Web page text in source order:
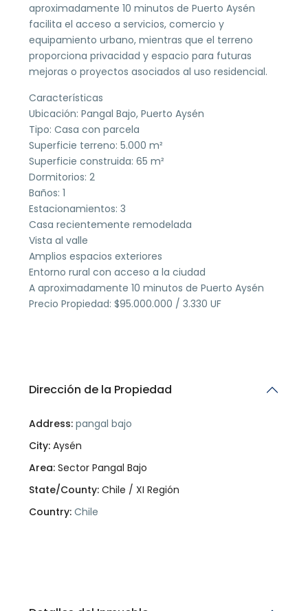
aproximadamente 10 minutos de Puerto Aysén
facilita el acceso a servicios, comercio y
equipamiento urbano, mientras que el terreno
proporciona privacidad y espacio para futuras
mejoras o proyectos asociados al uso residencial.
Características
Ubicación: Pangal Bajo, Puerto Aysén
Tipo: Casa con parcela
Superficie terreno: 5.000 m²
Superficie construida: 65 m²
Dormitorios: 2
Baños: 1
Estacionamientos: 3
Casa recientemente remodelada
Vista al valle
Amplios espacios exteriores
Entorno rural con acceso a la ciudad
A aproximadamente 10 minutos de Puerto Aysén
Precio Propiedad: $95.000.000 / 3.330 UF
Dirección de la Propiedad
Address: pangal bajo
City: Aysén
Area: Sector Pangal Bajo
State/County: Chile / XI Región
Country: Chile